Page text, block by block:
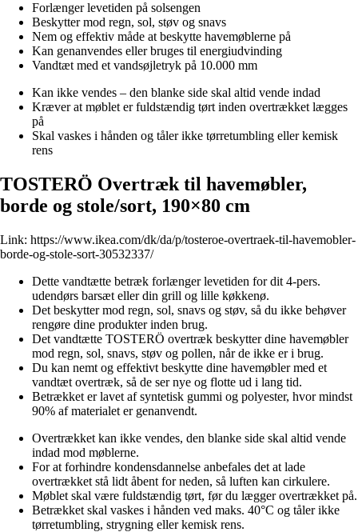
Forlænger levetiden på solsengen
Beskytter mod regn, sol, støv og snavs
Nem og effektiv måde at beskytte havemøblerne på
Kan genanvendes eller bruges til energiudvinding
Vandtæt med et vandsøjletryk på 10.000 mm
Kan ikke vendes – den blanke side skal altid vende indad
Kræver at møblet er fuldstændig tørt inden overtrækket lægges
på
Skal vaskes i hånden og tåler ikke tørretumbling eller kemisk
rens
TOSTERÖ Overtræk til havemøbler,
borde og stole/sort, 190×80 cm
Link: https://www.ikea.com/dk/da/p/tosteroe-overtraek-til-havemobler-
borde-og-stole-sort-30532337/
Dette vandtætte betræk forlænger levetiden for dit 4-pers.
udendørs barsæt eller din grill og lille køkkenø.
Det beskytter mod regn, sol, snavs og støv, så du ikke behøver
rengøre dine produkter inden brug.
Det vandtætte TOSTERÖ overtræk beskytter dine havemøbler
mod regn, sol, snavs, støv og pollen, når de ikke er i brug.
Du kan nemt og effektivt beskytte dine havemøbler med et
vandtæt overtræk, så de ser nye og flotte ud i lang tid.
Betrækket er lavet af syntetisk gummi og polyester, hvor mindst
90% af materialet er genanvendt.
Overtrækket kan ikke vendes, den blanke side skal altid vende
indad mod møblerne.
For at forhindre kondensdannelse anbefales det at lade
overtrækket stå lidt åbent for neden, så luften kan cirkulere.
Møblet skal være fuldstændig tørt, før du lægger overtrækket på.
Betrækket skal vaskes i hånden ved maks. 40°C og tåler ikke
tørretumbling, strygning eller kemisk rens.